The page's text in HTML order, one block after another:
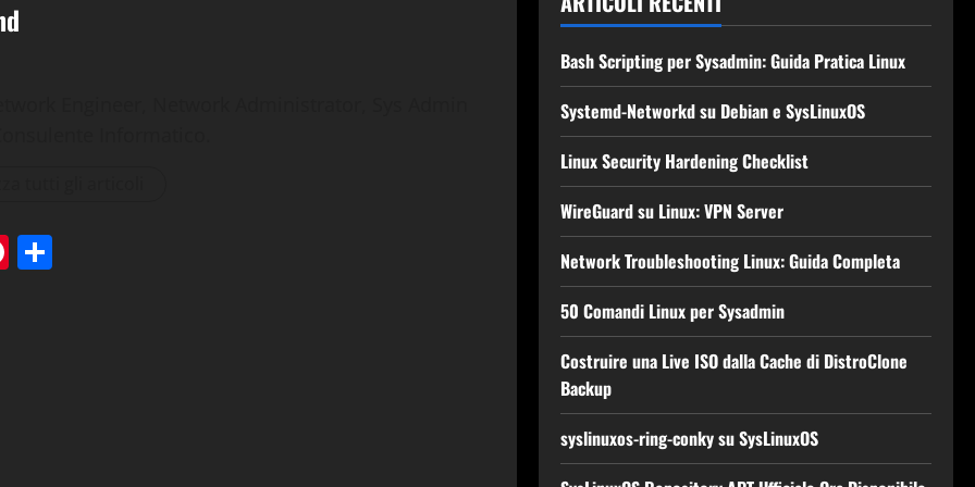
Pinterest
Bash Scripting per Sysadmin: Guida Pratica Linux
Systemd-Networkd su Debian e SysLinuxOS
Linux Security Hardening Checklist
WireGuard su Linux: VPN Server
Network Troubleshooting Linux: Guida Completa
50 Comandi Linux per Sysadmin
Costruire una Live ISO dalla Cache di DistroClone
Backup
syslinuxos-ring-conky su SysLinuxOS